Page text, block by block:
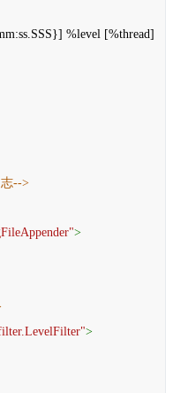
%level [%thread]
-->
>
>